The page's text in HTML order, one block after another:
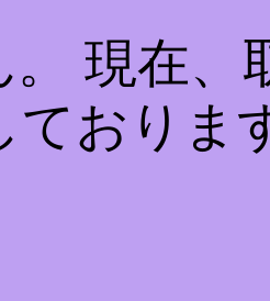
現在、
おりま